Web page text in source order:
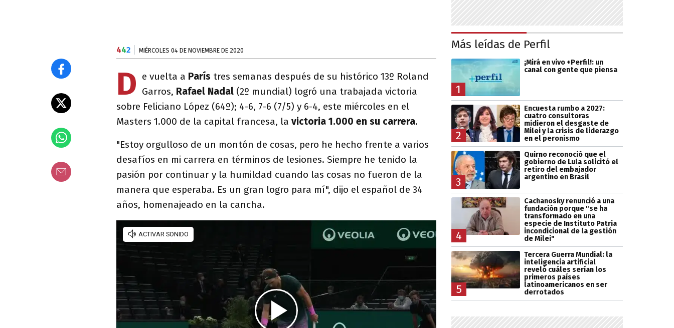
442 MIÉRCOLES 04 DE NOVIEMBRE DE 2020
D e vuelta a París tres semanas después de su histórico 13º Roland
Garros, Rafael Nadal (2º mundial) logró una trabajada victoria
sobre Feliciano López (64º); 4-6, 7-6 (7/5) y 6-4, este miércoles en el
Masters 1.000 de la capital francesa, la victoria 1.000 en su carrera.
"Estoy orgulloso de un montón de cosas, pero he hecho frente a varios
desafíos en mi carrera en términos de lesiones. Siempre he tenido la
pasión por continuar y la humildad cuando las cosas no fueron de la
manera que esperaba. Es un gran logro para mí", dijo el español de 34
años, homenajeado en la cancha.
Más leídas de Perfil
1
¡Mirá en vivo +Perfil!: un
canal con gente que piensa
2
Encuesta rumbo a 2027:
cuatro consultoras
midieron el desgaste de
Milei y la crisis de liderazgo
en el peronismo
3
Quirno reconoció que el
gobierno de Lula solicitó el
retiro del embajador
argentino en Brasil
4
Cachanosky renunció a una
fundación porque "se ha
transformado en una
especie de Instituto Patria
incondicional de la gestión
de Milei"
5
Tercera Guerra Mundial: la
inteligencia artificial
reveló cuáles serían los
primeros países
latinoamericanos en ser
derrotados